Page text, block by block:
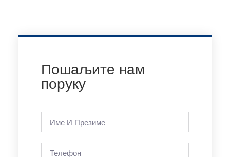
Пошаљите нам
поруку